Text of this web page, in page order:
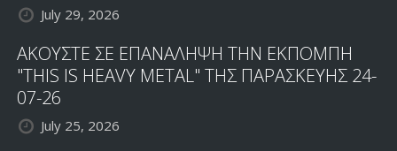
July 29, 2026
ΑΚΟΥΣΤΕ ΣΕ ΕΠΑΝΑΛΗΨΗ ΤΗΝ ΕΚΠΟΜΠΗ
"THIS IS HEAVY METAL" ΤΗΣ ΠΑΡΑΣΚΕΥΗΣ 24-
07-26
July 25, 2026